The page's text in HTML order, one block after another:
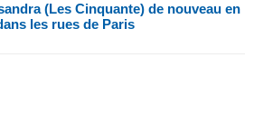
(Les Cinquante) de nouveau en
les rues de Paris